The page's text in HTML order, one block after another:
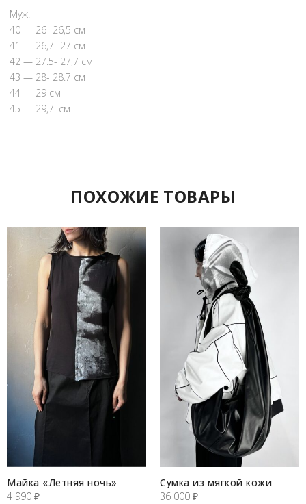
Муж.
40 — 26- 26,5 см
41 — 26,7- 27 см
42 — 27.5- 27,7 см
43 — 28- 28.7 см
44 — 29 см
45 — 29,7. см
ПОХОЖИЕ ТОВАРЫ
Майка «Летняя ночь»
4 990 ₽
Сумка из мягкой кожи
36 000 ₽